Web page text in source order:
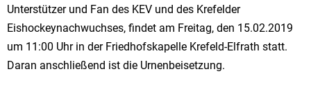
Unterstützer und Fan des KEV und des Krefelder
Eishockeynachwuchses, findet am Freitag, den 15.02.2019
um 11:00 Uhr in der Friedhofskapelle Krefeld-Elfrath statt.
Daran anschließend ist die Urnenbeisetzung.